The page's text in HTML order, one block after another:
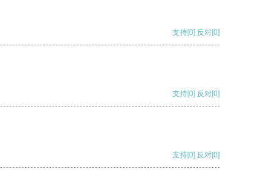
支持[0] 反对[0]
支持[0] 反对[0]
支持[0] 反对[0]